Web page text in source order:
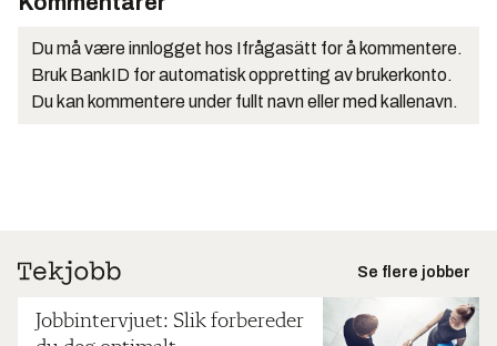
Du må være innlogget hos Ifrågasätt for å kommentere.
Bruk BankID for automatisk oppretting av brukerkonto.
Du kan kommentere under fullt navn eller med kallenavn.
Se flere jobber
Jobbintervjuet: Slik forbereder